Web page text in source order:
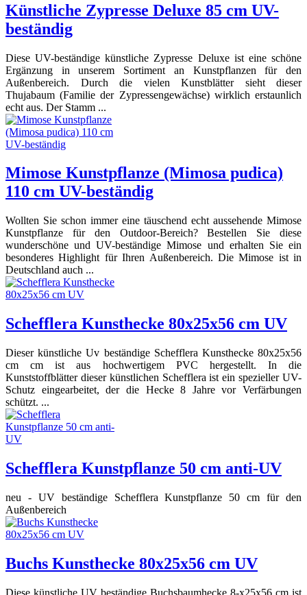
Künstliche Zypresse Deluxe 85 cm UV-
beständig
Diese UV-beständige künstliche Zypresse Deluxe ist eine schöne
Ergänzung in unserem Sortiment an Kunstpflanzen für den
Außenbereich. Durch die vielen Kunstblätter sieht dieser
Thujabaum (Familie der Zypressengewächse) wirklich erstaunlich
echt aus. Der Stamm ...
Mimose Kunstpflanze (Mimosa pudica)
110 cm UV-beständig
Wollten Sie schon immer eine täuschend echt aussehende Mimose
Kunstpflanze für den Outdoor-Bereich? Bestellen Sie diese
wunderschöne und UV-beständige Mimose und erhalten Sie ein
besonderes Highlight für Ihren Außenbereich. Die Mimose ist in
Deutschland auch ...
Schefflera Kunsthecke 80x25x56 cm UV
Dieser künstliche Uv beständige Schefflera Kunsthecke 80x25x56
cm cm ist aus hochwertigem PVC hergestellt. In die
Kunststoffblätter dieser künstlichen Schefflera ist ein spezieller UV-
Schutz eingearbeitet, der die Hecke 8 Jahre vor Verfärbungen
schützt. ...
Schefflera Kunstpflanze 50 cm anti-UV
neu - UV beständige Schefflera Kunstpflanze 50 cm für den
Außenbereich
Buchs Kunsthecke 80x25x56 cm UV
Diese künstliche UV beständige Buchsbaumhecke 8-x25x56 cm ist